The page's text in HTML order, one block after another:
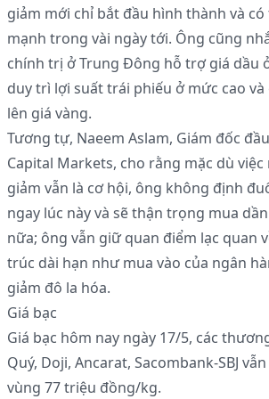
giảm mới chỉ bắt đầu hình thành và
mạnh trong vài ngày tới. Ông cũng
chính trị ở Trung Đông hỗ trợ giá dầu
duy trì lợi suất trái phiếu ở mức cao
lên giá vàng.
Tương tự, Naeem Aslam, Giám đốc
Capital Markets, cho rằng mặc dù
giảm vẫn là cơ hội, ông không định
ngay lúc này và sẽ thận trọng mua
nữa; ông vẫn giữ quan điểm lạc quan
trúc dài hạn như mua vào của ngân
giảm đô la hóa.
Giá bạc
Giá bạc hôm nay ngày 17/5, các
Quý, Doji, Ancarat, Sacombank-SBJ
vùng 77 triệu đồng/kg.